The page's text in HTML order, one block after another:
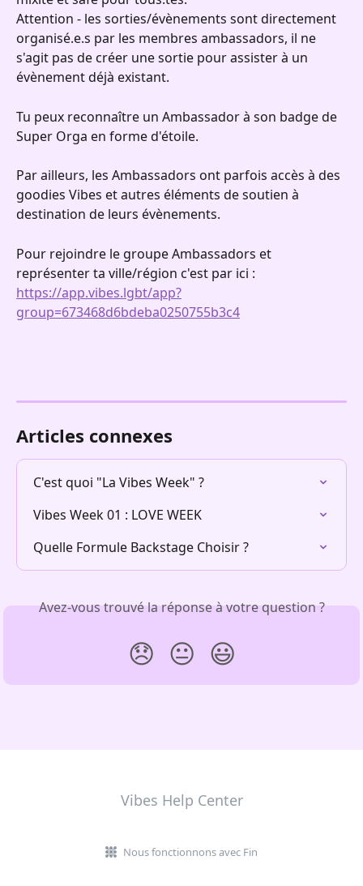
Attention - les sorties/évènements sont directement
organisé.e.s par les membres ambassadors, il ne
s'agit pas de créer une sortie pour assister à un
évènement déjà existant.
Tu peux reconnaître un Ambassador à son badge de
Super Orga en forme d'étoile.
Par ailleurs, les Ambassadors ont parfois accès à des
goodies Vibes et autres éléments de soutien à
destination de leurs évènements.
Pour rejoindre le groupe Ambassadors et
représenter ta ville/région c'est par ici :
https://app.vibes.lgbt/app?
group=673468d6bdeba0250755b3c4
Articles connexes
C'est quoi "La Vibes Week" ?
Vibes Week 01 : LOVE WEEK
Quelle Formule Backstage Choisir ?
Avez-vous trouvé la réponse à votre question ?
😞 😐 😃
Vibes Help Center
Nous fonctionnons avec Fin